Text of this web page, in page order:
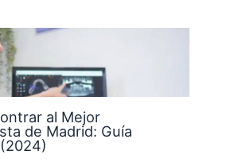
al Mejor
de Madrid: Guía